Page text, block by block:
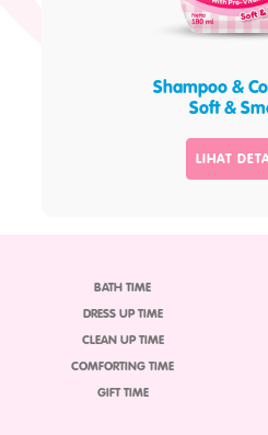
Shampoo &
Soft &
LIHAT
BATH TIME
DRESS UP TIME
CLEAN UP TIME
COMFORTING TIME
GIFT TIME